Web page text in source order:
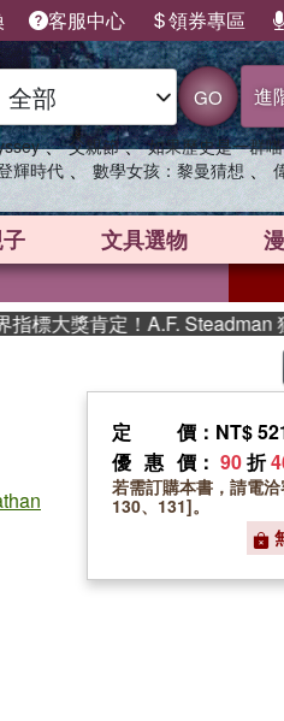
客服中心 領券專區
GO 進
、 父親節 、 如果歷史是一群喵
輝時代 、 數學女孩：黎曼猜想 、
文具選物
大獎肯定！A.F. Steadman 獲
定價 ：NT$
優惠價 ： 90折
若需訂購本書，請電
130、131]。